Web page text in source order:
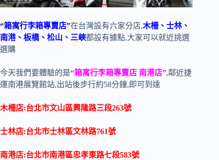
“箱寓行李箱專賣店”在台灣設有六家分店,木柵、士林、
南港、板橋、松山、三峽都設有據點,大家可以就近挑選
選購
今天我們要體驗的是“箱寓行李箱專賣店 南港店”,鄰近捷
運南港展覽館站,出站後步行約58分鐘,即可到達
木柵店:台北市文山區興隆路三段263號
士林店:台北市士林區文林路761號
南港店:台北市南港區忠孝東路七段583號